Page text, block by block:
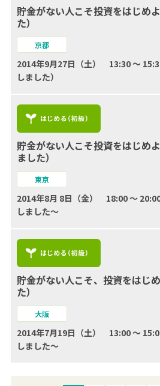
貯金がない人こそ投資をはじめ
た）
京都
2014年9月27日（土） 13:30 ～
しました）
貯金がない人こそ投資をはじめ
ました）
東京
2014年8月 8日（金） 18:00 ～
しました～
貯金がない人こそ、投資をはじ
た）
大阪
2014年7月19日（土） 13:00 ～
しました～